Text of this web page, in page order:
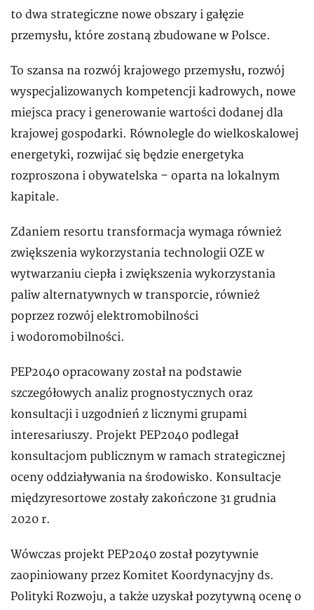
to dwa strategiczne nowe obszary i gałęzie
przemysłu, które zostaną zbudowane w Polsce.
To szansa na rozwój krajowego przemysłu, rozwój
wyspecjalizowanych kompetencji kadrowych, nowe
miejsca pracy i generowanie wartości dodanej dla
krajowej gospodarki. Równolegle do wielkoskalowej
energetyki, rozwijać się będzie energetyka
rozproszona i obywatelska – oparta na lokalnym
kapitale.
Zdaniem resortu transformacja wymaga również
zwiększenia wykorzystania technologii OZE w
wytwarzaniu ciepła i zwiększenia wykorzystania
paliw alternatywnych w transporcie, również
poprzez rozwój elektromobilności
i wodoromobilności.
PEP2040 opracowany został na podstawie
szczegółowych analiz prognostycznych oraz
konsultacji i uzgodnień z licznymi grupami
interesariuszy. Projekt PEP2040 podlegał
konsultacjom publicznym w ramach strategicznej
oceny oddziaływania na środowisko. Konsultacje
międzyresortowe zostały zakończone 31 grudnia
2020 r.
Wówczas projekt PEP2040 został pozytywnie
zaopiniowany przez Komitet Koordynacyjny ds.
Polityki Rozwoju, a także uzyskał pozytywną ocenę o